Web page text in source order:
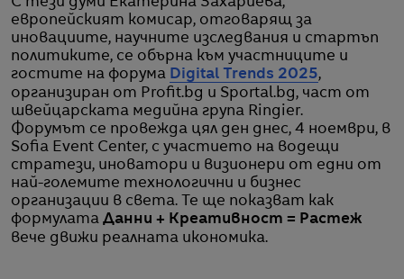
С тези думи Екатерина Захариева,
европейският комисар, отговарящ за
иновациите, научните изследвания и стартъп
политиките, се обърна към участниците и
гостите на форума Digital Trends 2025,
организиран от Profit.bg и Sportal.bg, част от
швейцарската медийна група Ringier.
Форумът се провежда цял ден днес, 4 ноември, в
Sofia Event Center, с участието на водещи
стратези, иноватори и визионери от едни от
най-големите технологични и бизнес
организации в света. Те ще показват как
формулата Данни + Креативност = Растеж
вече движи реалната икономика.